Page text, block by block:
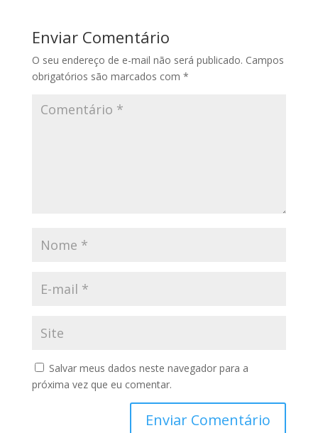
Enviar Comentário
O seu endereço de e-mail não será publicado. Campos
obrigatórios são marcados com *
Salvar meus dados neste navegador para a
próxima vez que eu comentar.